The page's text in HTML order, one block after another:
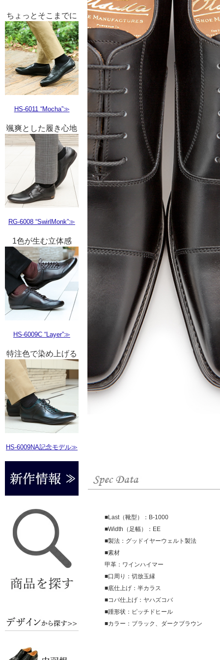
ちょっとそこまでに
HS-6011 “Mocha”≫
颯爽とした履き心地
RG-6008 “SwirlMonk”≫
1色が生む立体感
HS-6009C “Layer”≫
特注色で染め上げる
HS-6009NA記念モデル≫
■Last（靴型）：B-1000
■Width（足幅）：EE
■製法：グッドイヤーウェルト製法
■素材
甲革：ワインハイマー
■口周り：切放玉縁
■底仕上げ：半カラス
■コバ仕上げ：ヤハズコバ
■踵形状：ピッチドヒール
■カラー：ブラック、ダークブラウン